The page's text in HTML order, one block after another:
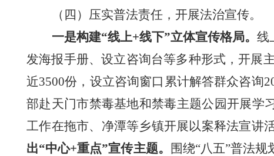
（四）压实普法责任，开展法治宣传。
一是构建“线上+线下”立体宣传格局。线
发海报手册、设立咨询台等多种形式，开展
近3500份，设立咨询窗口累计解答群众咨询2
部赴天门市禁毒基地和禁毒主题公园开展学
工作在拖市、净潭等乡镇开展以案释法宣讲
出“中心+重点”宣传主题。 围绕“八五”普法规